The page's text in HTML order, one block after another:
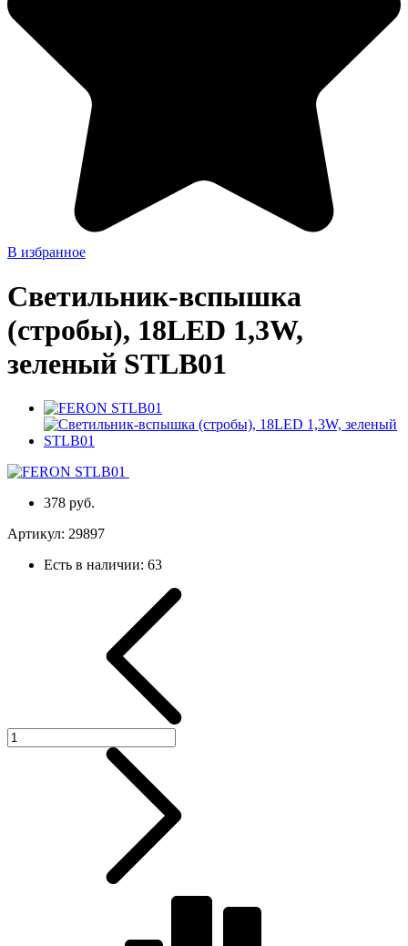
В избранное
Cветильник-вспышка
(стробы), 18LED 1,3W,
зеленый STLB01
378 руб.
Артикул: 29897
Есть в наличии: 63